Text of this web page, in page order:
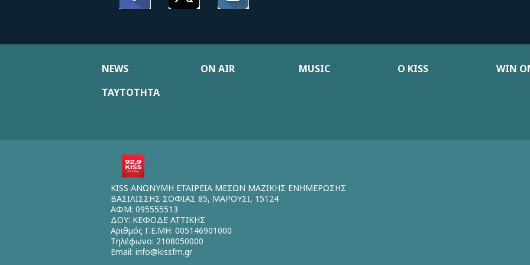
NEWS ON AIR MUSIC Ο KISS WIN
ΤΑΥΤΟΤΗΤΑ
KISS ΑΝΩΝΥΜΗ ΕΤΑΙΡΕΙΑ ΜΕΣΩΝ ΜΑΖΙΚΗΣ ΕΝΗΜΕΡΩΣΗΣ
ΒΑΣΙΛΙΣΣΗΣ ΣΟΦΙΑΣ 85, ΜΑΡΟΥΣΙ, 15124
ΑΦΜ: 095555513
ΔΟΥ: ΚΕΦΟΔΕ ΑΤΤΙΚΗΣ
Αριθμός Γ.Ε.ΜΗ: 005146901000
Τηλέφωνο: 2108050000
Email: info@kissfm.gr